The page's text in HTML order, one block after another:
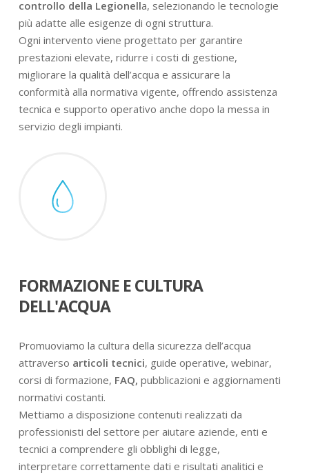
controllo della Legionella, selezionando le tecnologie
più adatte alle esigenze di ogni struttura.
Ogni intervento viene progettato per garantire
prestazioni elevate, ridurre i costi di gestione,
migliorare la qualità dell’acqua e assicurare la
conformità alla normativa vigente, offrendo assistenza
tecnica e supporto operativo anche dopo la messa in
servizio degli impianti.
FORMAZIONE E CULTURA
DELL'ACQUA
Promuoviamo la cultura della sicurezza dell’acqua
attraverso articoli tecnici, guide operative, webinar,
corsi di formazione, FAQ, pubblicazioni e aggiornamenti
normativi costanti.
Mettiamo a disposizione contenuti realizzati da
professionisti del settore per aiutare aziende, enti e
tecnici a comprendere gli obblighi di legge,
interpretare correttamente dati e risultati analitici e